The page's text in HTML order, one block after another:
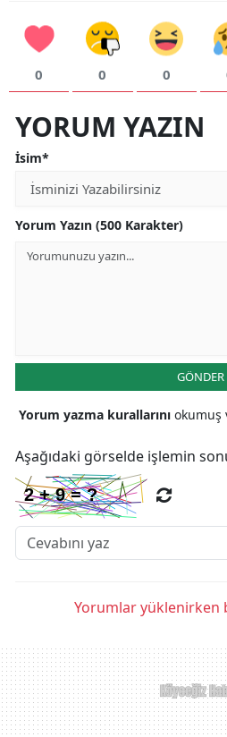
0 0 0
YORUM YAZIN
İsim*
Yorum Yazın (500 Karakter)
GÖNDER
Yorum yazma kurallarını okumuş
Aşağıdaki görselde işlemin
Yorumlar yüklenirken